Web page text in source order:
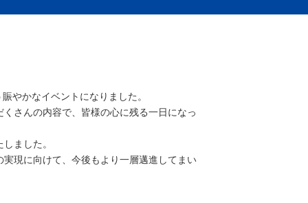
やかなイベントになりました。
さんの内容で、皆様の心に残る一日になっ
ました。
現に向けて、今後もより一層邁進してまい